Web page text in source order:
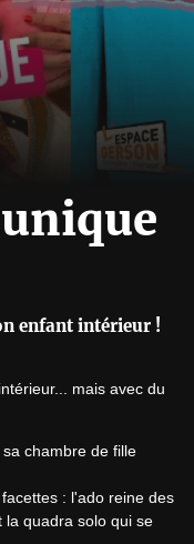
enfant intérieur !
mais avec du
chambre de fille
: l'ado reine des
la quadra solo qui se